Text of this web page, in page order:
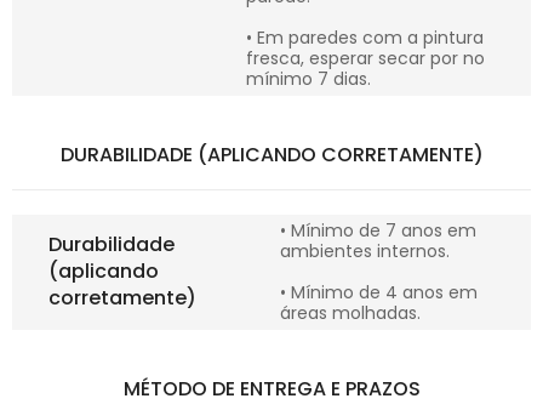
• Em paredes com a pintura
fresca, esperar secar por no
mínimo 7 dias.
DURABILIDADE (APLICANDO CORRETAMENTE)
Durabilidade
(aplicando
corretamente)
• Mínimo de 7 anos em
ambientes internos.
• Mínimo de 4 anos em
áreas molhadas.
MÉTODO DE ENTREGA E PRAZOS